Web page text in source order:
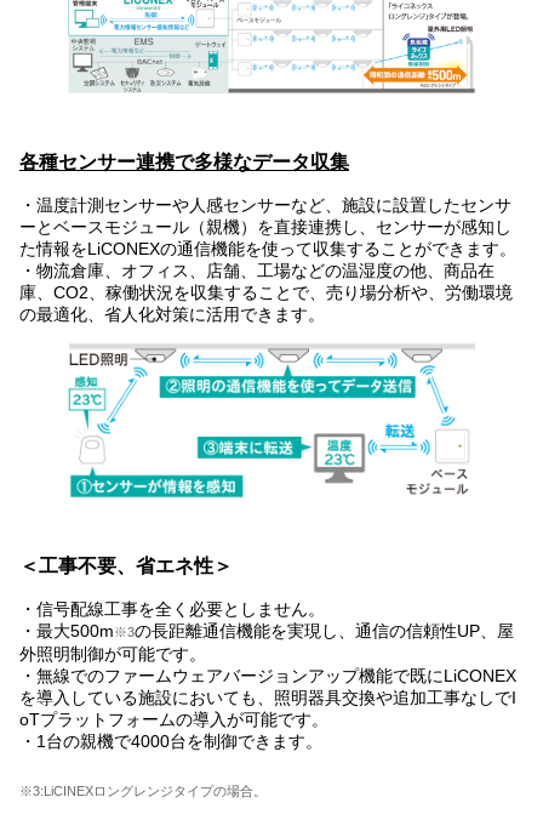
各種センサー連携で多様なデータ収集
・温度計測センサーや人感センサーなど、施設に設置したセンサ
ーとベースモジュール（親機）を直接連携し、センサーが感知し
た情報をLiCONEXの通信機能を使って収集することができます。
・物流倉庫、オフィス、店舗、工場などの温湿度の他、商品在
庫、CO2、稼働状況を収集することで、売り場分析や、労働環境
の最適化、省人化対策に活用できます。
＜工事不要、省エネ性＞
・信号配線工事を全く必要としません。
・最大500m※3の長距離通信機能を実現し、通信の信頼性UP、屋
外照明制御が可能です。
・無線でのファームウェアバージョンアップ機能で既にLiCONEX
を導入している施設においても、照明器具交換や追加工事なしでI
oTプラットフォームの導入が可能です。
・1台の親機で4000台を制御できます。
※3:LiCINEXロングレンジタイプの場合。